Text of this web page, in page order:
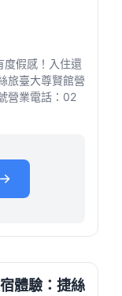
度假感！入住還
旅臺大尊賢館營
營業電話：02
體驗：捷絲